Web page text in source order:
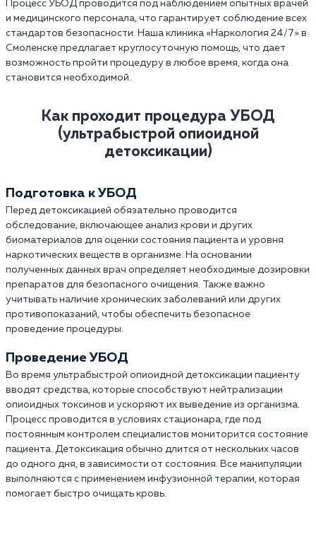
Процесс УБОД проводится под наблюдением опытных врачей
и медицинского персонала, что гарантирует соблюдение всех
стандартов безопасности. Наша клиника «Наркология 24/7» в
Смоленске предлагает круглосуточную помощь, что дает
возможность пройти процедуру в любое время, когда она
становится необходимой.
Как проходит процедура УБОД
(ультрабыстрой опиоидной
детоксикации)
Подготовка к УБОД
Перед детоксикацией обязательно проводится
обследование, включающее анализ крови и других
биоматериалов для оценки состояния пациента и уровня
наркотических веществ в организме. На основании
полученных данных врач определяет необходимые дозировки
препаратов для безопасного очищения. Также важно
учитывать наличие хронических заболеваний или других
противопоказаний, чтобы обеспечить безопасное
проведение процедуры.
Проведение УБОД
Во время ультрабыстрой опиоидной детоксикации пациенту
вводят средства, которые способствуют нейтрализации
опиоидных токсинов и ускоряют их выведение из организма.
Процесс проводится в условиях стационара, где под
постоянным контролем специалистов мониторится состояние
пациента. Детоксикация обычно длится от нескольких часов
до одного дня, в зависимости от состояния. Все манипуляции
выполняются с применением инфузионной терапии, которая
помогает быстро очищать кровь.